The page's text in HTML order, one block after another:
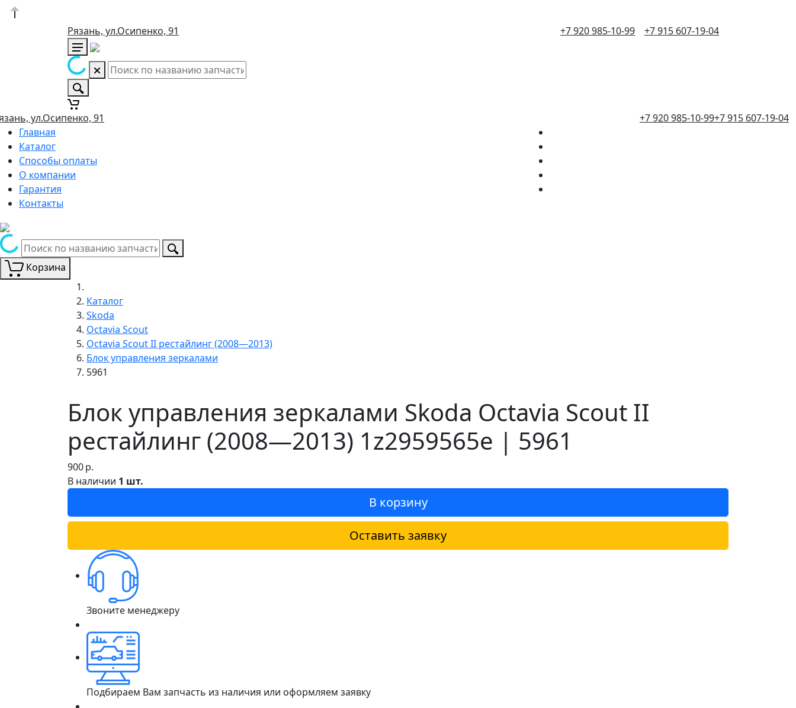
Рязань, ул.Осипенко, 91 +7 920 985-10-99 +7 915 607-19-04
ул.Осипенко, 91 +7 920 985-10-99+7 915 607-19-04
Главная
Каталог
Способы оплаты
О компании
Гарантия
Контакты
Корзина
Каталог
Skoda
Octavia Scout
Octavia Scout II рестайлинг (2008—2013)
Блок управления зеркалами
5961
Блок управления зеркалами Skoda Octavia Scout II
рестайлинг (2008—2013) 1z2959565e | 5961
900р.
В наличии 1 шт.
В корзину
Оставить заявку
Звоните менеджеру
Подбираем Вам запчасть из наличия или оформляем заявку